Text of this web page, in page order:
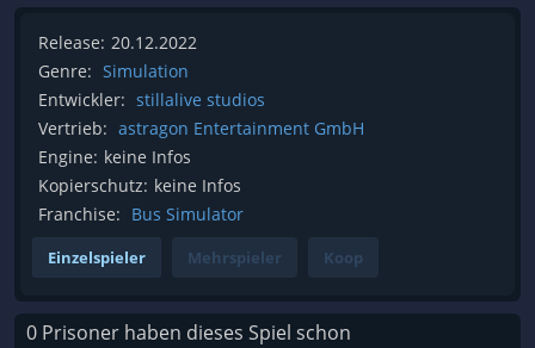
Release: 20.12.2022
Genre: Simulation
Entwickler: stillalive studios
Vertrieb: astragon Entertainment GmbH
Engine: keine Infos
Kopierschutz: keine Infos
Franchise: Bus Simulator
Einzelspieler Mehrspieler Koop
0 Prisoner haben dieses Spiel schon